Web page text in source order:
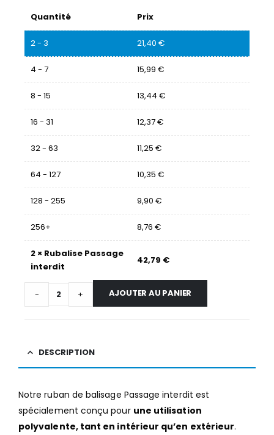
Quantité Prix
2 - 3 21,40 €
4 - 7 15,99 €
8 - 15 13,44 €
16 - 31 12,37€
32 - 63 11,25 €
64 - 127 10,35 €
128 - 255 9,90 €
256+ 8,76 €
2 × Rubalise Passage
interdit
42,79 €
- + AJOUTER AU PANIER
DESCRIPTION
Notre ruban de balisage Passage interdit est
spécialement conçu pour une utilisation
polyvalente, tant en intérieur qu’en extérieur.